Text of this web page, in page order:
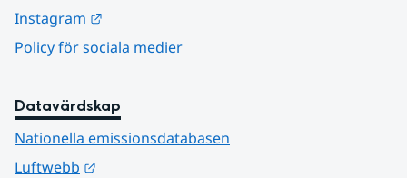
Instagram
Policy för sociala medier
Datavärdskap
Nationella emissionsdatabasen
Luftwebb